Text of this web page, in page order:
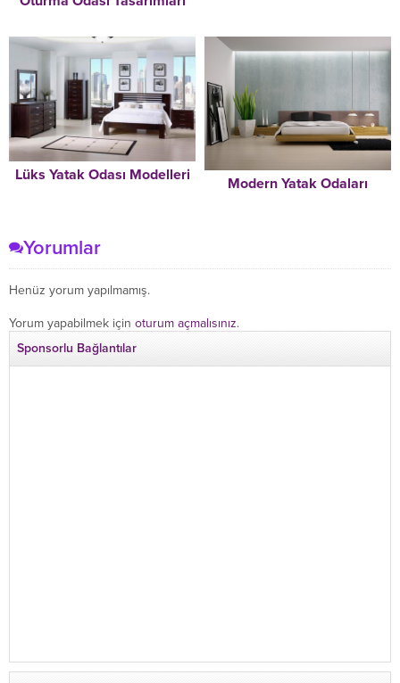
Lüks Yatak Odası Modelleri
Modern Yatak Odaları
Yorumlar
Henüz yorum yapılmamış.
Yorum yapabilmek için oturum açmalısınız.
Sponsorlu Bağlantılar